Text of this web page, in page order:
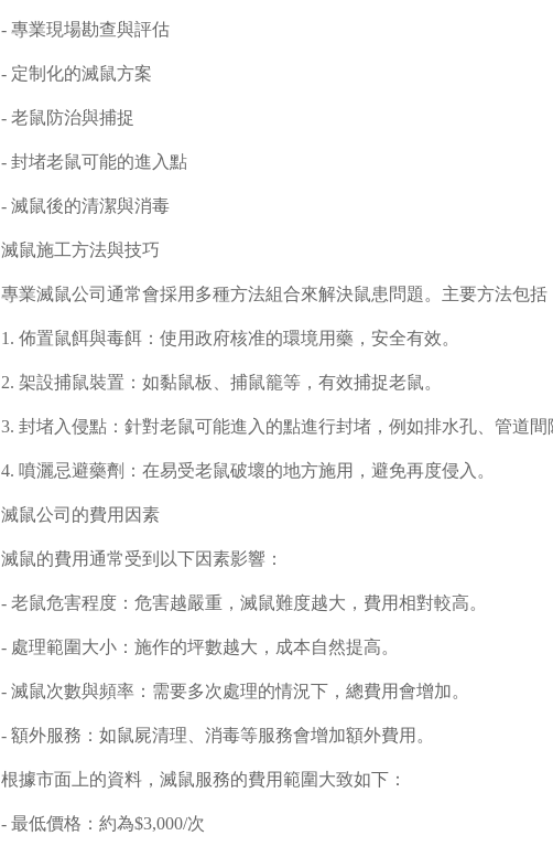
- 專業現場勘查與評估
- 定制化的滅鼠方案
- 老鼠防治與捕捉
- 封堵老鼠可能的進入點
- 滅鼠後的清潔與消毒
滅鼠施工方法與技巧
專業滅鼠公司通常會採用多種方法組合來解決鼠患問題。主要方法包括
1. 佈置鼠餌與毒餌：使用政府核准的環境用藥，安全有效。
2. 架設捕鼠裝置：如黏鼠板、捕鼠籠等，有效捕捉老鼠。
3. 封堵入侵點：針對老鼠可能進入的點進行封堵，例如排水孔、管道間
4. 噴灑忌避藥劑：在易受老鼠破壞的地方施用，避免再度侵入。
滅鼠公司的費用因素
滅鼠的費用通常受到以下因素影響：
- 老鼠危害程度：危害越嚴重，滅鼠難度越大，費用相對較高。
- 處理範圍大小：施作的坪數越大，成本自然提高。
- 滅鼠次數與頻率：需要多次處理的情況下，總費用會增加。
- 額外服務：如鼠屍清理、消毒等服務會增加額外費用。
根據市面上的資料，滅鼠服務的費用範圍大致如下：
- 最低價格：約為$3,000/次